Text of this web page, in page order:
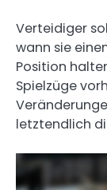
Verteidiger
wann sie
Position
Spielzüge
letztendlich